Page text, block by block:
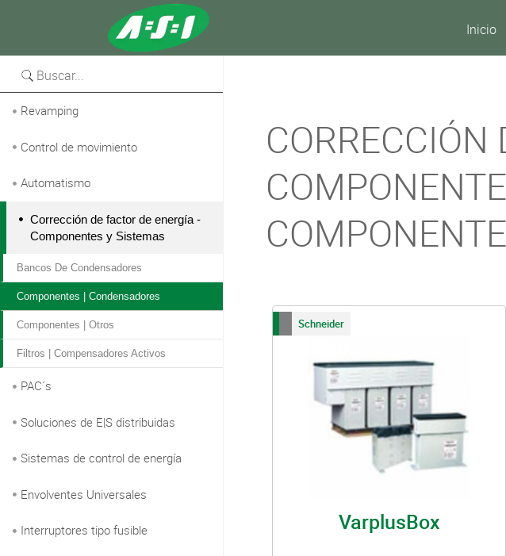
Inicio
Revamping
Control de movimiento
Automatismo
Corrección de factor de energía -
Componentes y Sistemas
Bancos De Condensadores
Componentes | Condensadores
Componentes | Otros
Filtros | Compensadores Activos
PAC´s
Soluciones de E|S distribuidas
Sistemas de control de energía
Envolventes Universales
Interruptores tipo fusible
CORRECCIÓN
VarplusBox
Schneider